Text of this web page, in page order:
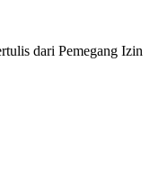
dari Pemegang Izin